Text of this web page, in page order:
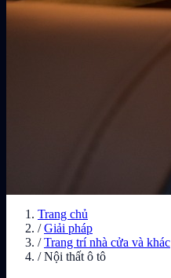
Trang chủ
/ Giải pháp
/ Trang trí nhà cửa và khác
/ Nội thất ô tô